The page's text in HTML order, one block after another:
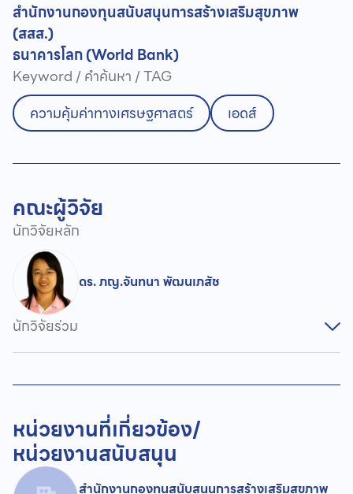
สำนักงานกองทุนสนับสนุนการสร้างเสริมสุขภาพ
(สสส.)
ธนาคารโลก (World Bank)
Keyword / คำค้นหา / TAG
ความคุ้มค่าทางเศรษฐศาสตร์
เอดส์
คณะผู้วิจัย
นักวิจัยหลัก
ดร. ภญ.จันทนา พัฒนเภสัช
นักวิจัยร่วม
หน่วยงานที่เกี่ยวข้อง/
หน่วยงานสนับสนุน
สำนักงานกองทุนสนับสนุนการสร้างเสริมสุขภาพ